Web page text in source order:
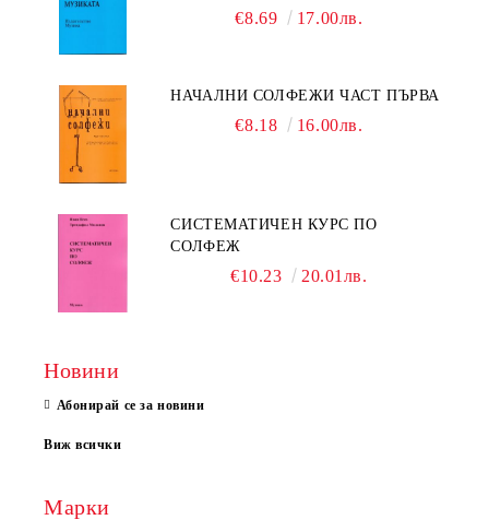
€8.69 17.00лв.
НАЧАЛНИ СОЛФЕЖИ ЧАСТ ПЪРВА
€8.18 16.00лв.
СИСТЕМАТИЧЕН КУРС ПО
СОЛФЕЖ
€10.23 20.01лв.
Новини
Абонирай се за новини
Виж всички
Марки